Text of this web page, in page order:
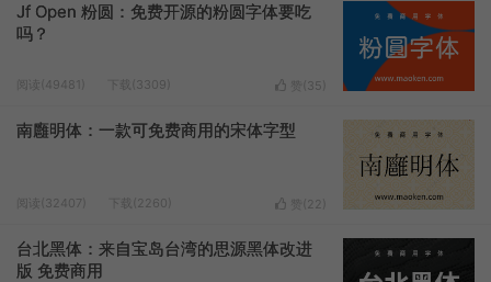
Jf Open 粉圆：免费开源的粉圆字体要吃
吗？
阅读(49481) 下载(3309) 35
南廱明体：一款可免费商用的宋体字型
阅读(32407) 下载(2260) 22
台北黑体：来自宝岛台湾的思源黑体改进
版 免费商用